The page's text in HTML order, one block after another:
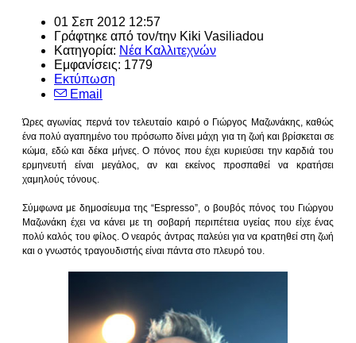
01 Σεπ 2012 12:57
Γράφτηκε από τον/την Kiki Vasiliadou
Κατηγορία: Νέα Καλλιτεχνών
Εμφανίσεις: 1779
Εκτύπωση
Email
Ώρες αγωνίας περνά τον τελευταίο καιρό ο Γιώργος Μαζωνάκης, καθώς
ένα πολύ αγαπημένο του πρόσωπο δίνει μάχη για τη ζωή και βρίσκεται σε
κώμα, εδώ και δέκα μήνες. Ο πόνος που έχει κυριεύσει την καρδιά του
ερμηνευτή είναι μεγάλος, αν και εκείνος προσπαθεί να κρατήσει
χαμηλούς τόνους.
Σύμφωνα με δημοσίευμα της “Espresso”, ο βουβός πόνος του Γιώργου
Μαζωνάκη έχει να κάνει με τη σοβαρή περιπέτεια υγείας που είχε ένας
πολύ καλός του φίλος. Ο νεαρός άντρας παλεύει για να κρατηθεί στη ζωή
και ο γνωστός τραγουδιστής είναι πάντα στο πλευρό του.